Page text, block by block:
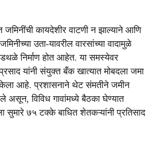
जमिनींची कायदेशीर वाटणी न झाल्याने आणि
उता-यावरील वारसांच्या वादामुळे
निर्माण होत आहेत. या समस्येवर
यांनी संयुक्त बँक खात्यात मोबदला जमा
केला आहे. प्रशासनाने थेट संमतीने जमीन
असून, विविध गावांमध्ये बैठका घेण्यात
सुमारे ७५ टक्के बाधित शेतकऱ्यांनी प्रतिसाद